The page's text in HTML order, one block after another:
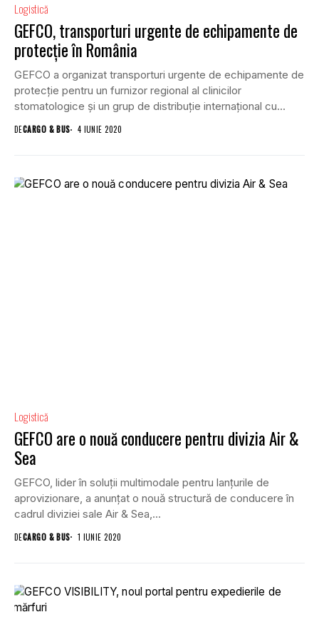
Logistică
GEFCO, transporturi urgente de echipamente de
protecție în România
GEFCO a organizat transporturi urgente de echipamente de
protecție pentru un furnizor regional al clinicilor
stomatologice și un grup de distribuție internațional cu...
DECARGO & BUS 4 IUNIE 2020
Logistică
GEFCO are o nouă conducere pentru divizia Air &
Sea
GEFCO, lider în soluții multimodale pentru lanțurile de
aprovizionare, a anunțat o nouă structură de conducere în
cadrul diviziei sale Air & Sea,...
DECARGO & BUS 1 IUNIE 2020